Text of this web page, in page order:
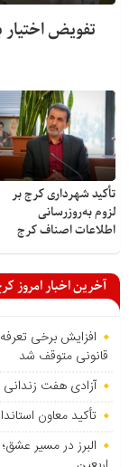
تفویض اختیار
تأکید شهرداری کرج بر
لزوم به‌روزرسانی
اطلاعات اصناف کرج
آخرین اخبار امروز
افزایش برخی
قانونی متوقف شد
آزادی هفت زندانی
تأکید معاون
البرز در مسیر